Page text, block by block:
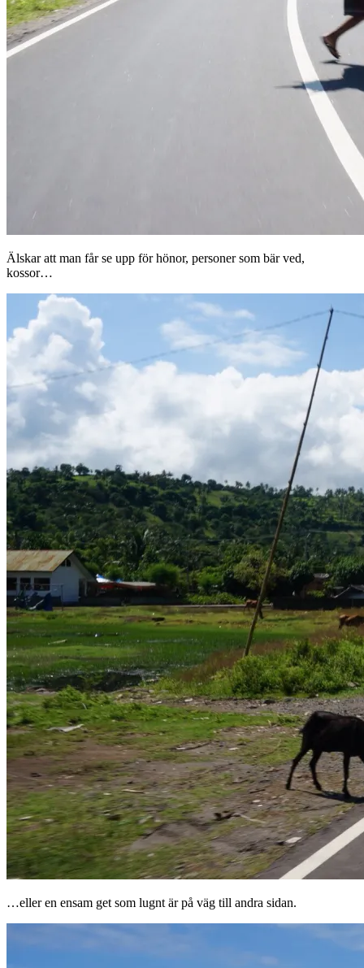
Älskar att man får se upp för hönor, personer som bär ved,
kossor…
…eller en ensam get som lugnt är på väg till andra sidan.